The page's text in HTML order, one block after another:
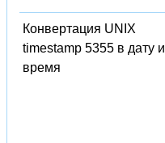
Конвертация UNIX
timestamp 5355 в дату и
время